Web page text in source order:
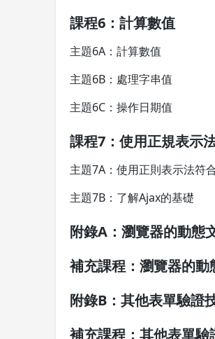
課程6：計算數值
主題6A：計算數值
主題6B：處理字串值
主題6C：操作日期值
課程7：使用正規表示
主題7A：使用正則表示法符
主題7B：了解Ajax的基礎
附錄A：瀏覽器的動態
補充課程：瀏覽器的動
附錄B：其他表單驗證
補充課程：其他表單驗